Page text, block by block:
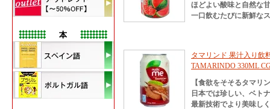
ほどよい酸味と自然な
一口飲むたびに新鮮な
タマリンド 果汁入り飲
TAMARINDO 330ML
【食欲をそそるタマリ
日本では珍しい、ベト
最新技術でより美味し